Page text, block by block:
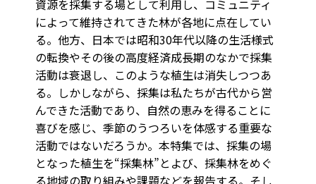
資源を採集する場として利用し、コミュニティ
によって維持されてきた林が各地に点在してい
る。他方、日本では昭和30年代以降の生活様式
の転換やその後の高度経済成長期のなかで採集
活動は衰退し、このような植生は消失しつつあ
る。しかしながら、採集は私たちが古代から営
んできた活動であり、自然の恵みを得ることに
喜びを感じ、季節のうつろいを体感する重要な
活動ではないだろうか。本特集では、採集の場
となった植生を“採集林”とよび、採集林をめぐ
る地域の取り組みや課題などを報告する。そし